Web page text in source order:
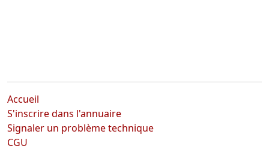
Accueil
S'inscrire dans l'annuaire
Signaler un problème technique
CGU